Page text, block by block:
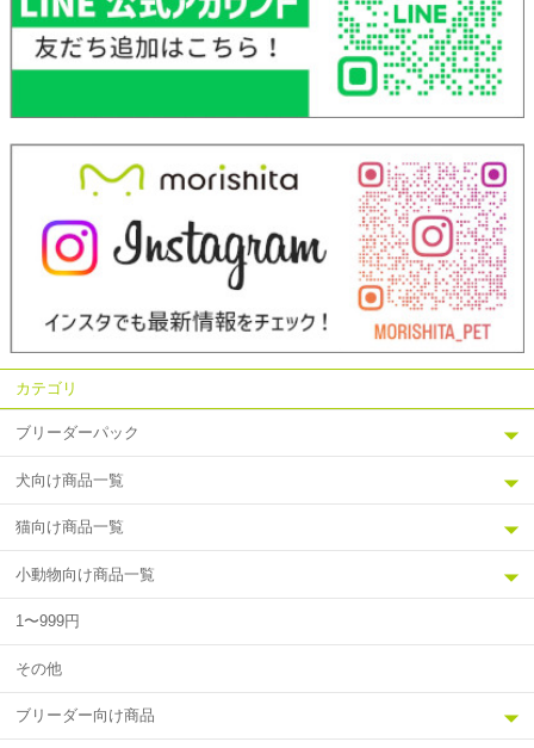
カテゴリ
ブリーダーパック
犬向け商品一覧
猫向け商品一覧
小動物向け商品一覧
1〜999円
その他
ブリーダー向け商品